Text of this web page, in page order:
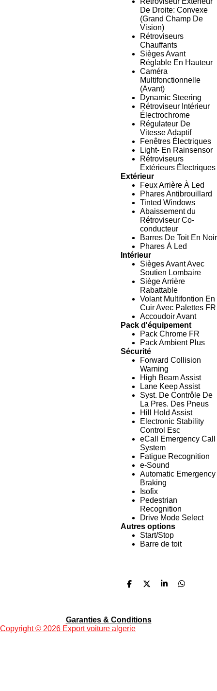
De Droite: Convexe
(Grand Champ De
Vision)
Rétroviseurs
Chauffants
Sièges Avant
Réglable En Hauteur
Caméra
Multifonctionnelle
(Avant)
Dynamic Steering
Rétroviseur Intérieur
Électrochrome
Régulateur De
Vitesse Adaptif
Fenêtres Électriques
Light- En Rainsensor
Rétroviseurs
Extérieurs Électriques
Extérieur
Feux Arrière À Led
Phares Antibrouillard
Tinted Windows
Abaissement du
Rétroviseur Co-
conducteur
Barres De Toit En Noir
Phares À Led
Intérieur
Sièges Avant Avec
Soutien Lombaire
Siège Arrière
Rabattable
Volant Multifontion En
Cuir Avec Palettes FR
Accoudoir Avant
Pack d'équipement
Pack Chrome FR
Pack Ambient Plus
Sécurité
Forward Collision
Warning
High Beam Assist
Lane Keep Assist
Syst. De Contrôle De
La Pres. Des Pneus
Hill Hold Assist
Electronic Stability
Control Esc
eCall Emergency Call
System
Fatigue Recognition
e-Sound
Automatic Emergency
Braking
Isofix
Pedestrian
Recognition
Drive Mode Select
Autres options
Start/Stop
Barre de toit
P
a
g
e
P
a
g
P
P
Garanties & Conditions
Copyright© 2026 Export voiture algerie